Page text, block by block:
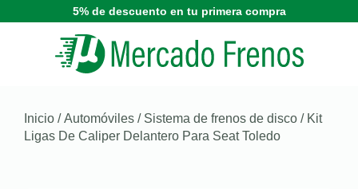
5% de descuento en tu primera compra
Inicio /Automóviles / Sistema de frenos de disco / Kit
Ligas De Caliper Delantero Para Seat Toledo